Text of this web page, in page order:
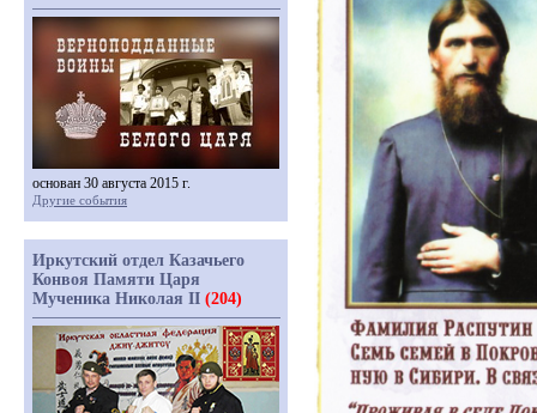
основан 30 августа 2015 г.
Другие события
Иркутский отдел Казачьего
Конвоя Памяти Царя
Мученика Николая II (204)